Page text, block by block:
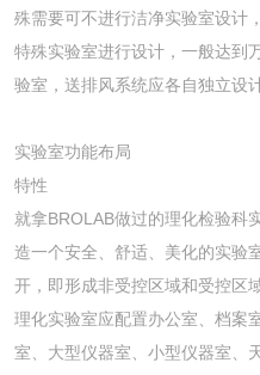
殊需要可不进行洁净实验室设计
特殊实验室进行设计，一般达到
验室，送排风系统应各自独立设
实验室功能布局
特性
就拿BROLAB做过的理化检验科
造一个安全、舒适、美化的实验
开，即形成非受控区域和受控区域
理化实验室应配置办公室、档案
室、大型仪器室、小型仪器室、